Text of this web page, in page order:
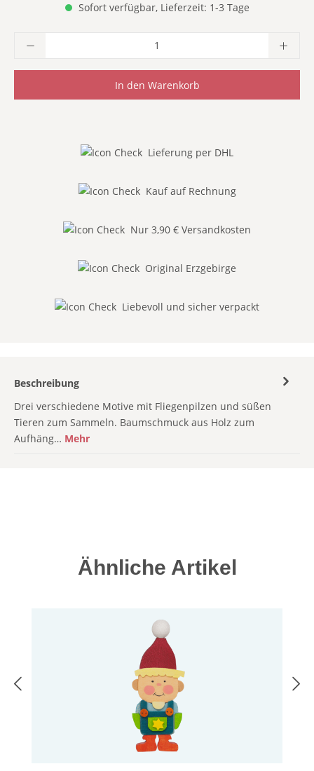
Sofort verfügbar, Lieferzeit: 1-3 Tage
Produkt Anzahl: Gib den gewünschten
In den Warenkorb
Lieferung per DHL
Kauf auf Rechnung
Nur 3,90 € Versandkosten
Original Erzgebirge
Liebevoll und sicher verpackt
Beschreibung
Drei verschiedene Motive mit Fliegenpilzen und süßen
Tieren zum Sammeln. Baumschmuck aus Holz zum
Aufhäng… Mehr
Produktgalerie überspringen
Ähnliche Artikel